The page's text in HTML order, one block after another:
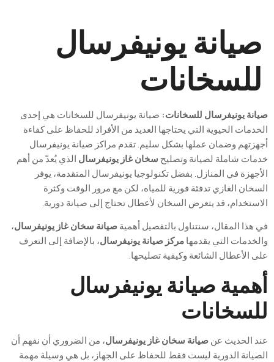
صيانة يونيفرسال
للسخانات​
صيانة يونيفرسال للسخانات​: صيانة يونيفرسال للسخانات هي إحدى
الخدمات الحيوية التي يحتاجها العديد من الأفراد للحفاظ على كفاءة
أجهزتهم وضمان عملها بشكل سليم. تقدم مراكز صيانة يونيفرسال
خدمات شاملة لصيانة وتصليح سخان غاز يونيفرسال الذي يُعدّ من أهم
الأجهزة في المنازل. بفضل تكنولوجيا يونيفرسال المتقدمة، يوفر
السخان الغازي تدفئة فورية للمياه، لكن مع مرور الوقت وكثرة
الاستخدام، قد يتعرض السخان لأعطال تحتاج إلى صيانة دورية.
في هذا المقال، سنتناول بالتفصيل أهميةصيانة سخان غاز يونيفرسال،
والخدمات التي يقدمهامركز صيانة يونيفرسال، بالإضافة إلى التعرف
على الأعطال الشائعة وكيفية تصليحها.
أهمية صيانة يونيفرسال
للسخانات​
عند الحديث عنصيانة سخان غاز يونيفرسال، من الضروري أن نفهم أن
الصيانة الدورية ليست فقط للحفاظ على الجهاز، بل هي وسيلة مهمة